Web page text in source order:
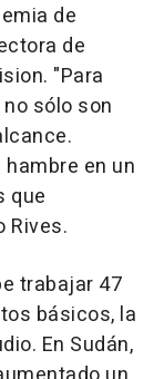
de
de
"Para
sólo son
en un
que
Rives.
trabajar 47
básicos, la
En Sudán,